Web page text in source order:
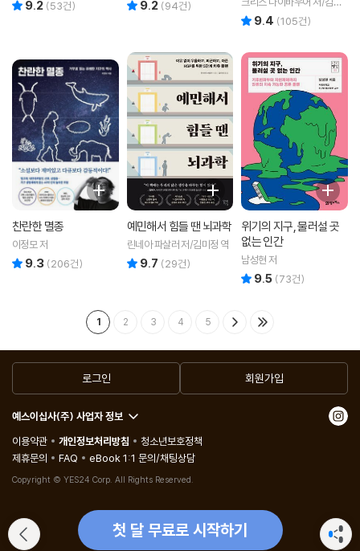
9.2 (53건) 9.2 (94건)
종 역9.4 (105건)
찬란한 멸종
이정모 저
9.3 (206건)
예민해서 힘들 땐 뇌과학
린네아 파살러 저/김미정 역
9.7 (29건)
위기의 지구, 물러설 곳
없는 인간
남성현 저
9.5 (73건)
1 2 3 4 5
첫 달 무료로 시작하기
로그인 회원가입
예스이십사(주) 사업자 정보
이용약관
개인정보처리방침
청소년보호정책
제휴문의
FAQ eBook 1:1 문의/채팅상담
Copyright © YES24 Corp. All Rights Reserved.